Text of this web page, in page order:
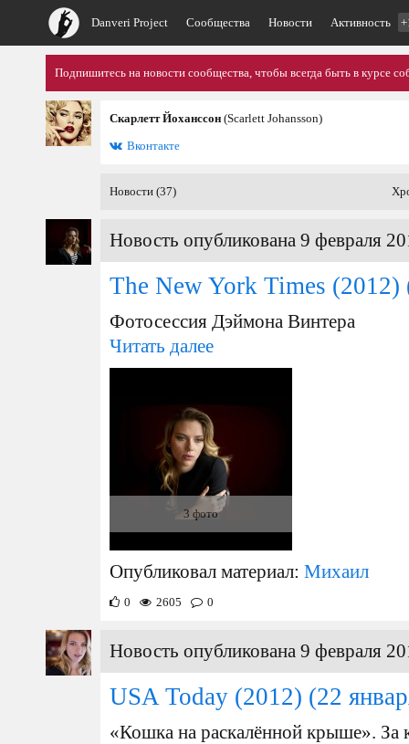
Danveri Project Сообщества Новости Активность
Подпишитесь на новости сообщества, чтобы всегда быть в курсе
Скарлетт Йоханссон (Scarlett Johansson)
Вконтакте
Новости (37)
Новость опубликована 9 февраля
The New York Times (2012)
Фотосессия Дэймона Винтера
Читать далее
3 фото
Опубликовал материал: Михаил
0 2605 0
Новость опубликована 9 февраля
USA Today (2012) (22
«Кошка на раскалённой крыше» .